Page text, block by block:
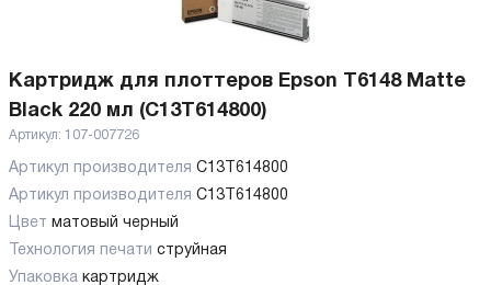
Картридж для плоттеров Epson T6148 Matte
Black 220 мл (C13T614800)
Артикул: 107-007726
Артикул производителя C13T614800
Артикул производителя C13T614800
Цвет матовый черный
Технология печати струйная
Упаковка картридж